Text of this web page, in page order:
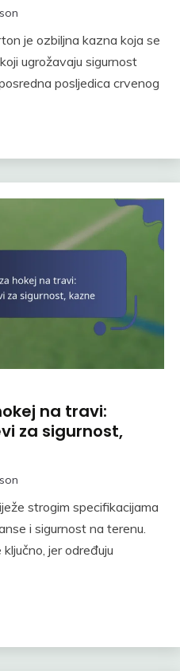
je ozbiljna kazna koja se
ugrožavaju sigurnost
posljedica crvenog
na travi:
za sigurnost,
strogim specifikacijama
i sigurnost na terenu.
jer određuju